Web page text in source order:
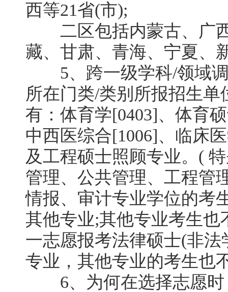
西等21省(市);
二区包括内蒙古、广西
藏、甘肃、青海、宁夏、
5、跨一级学科/领域调
所在门类/类别所报招生
有：体育学[0403]、体育
中西医综合[1006]、临床
及工程硕士照顾专业。(
管理、公共管理、工程管
情报、审计专业学位的考
其他专业;其他专业考生
一志愿报考法律硕士(非
专业，其他专业的考生也
6、为何在选择志愿时